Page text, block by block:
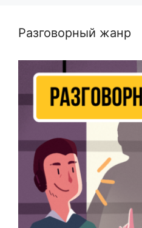
Разговорный жанр